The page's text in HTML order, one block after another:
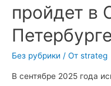
пройдет в
Петербурге
Без рубрики / От strateg
В сентябре 2025 года